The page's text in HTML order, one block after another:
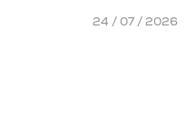
24 / 07 / 2026